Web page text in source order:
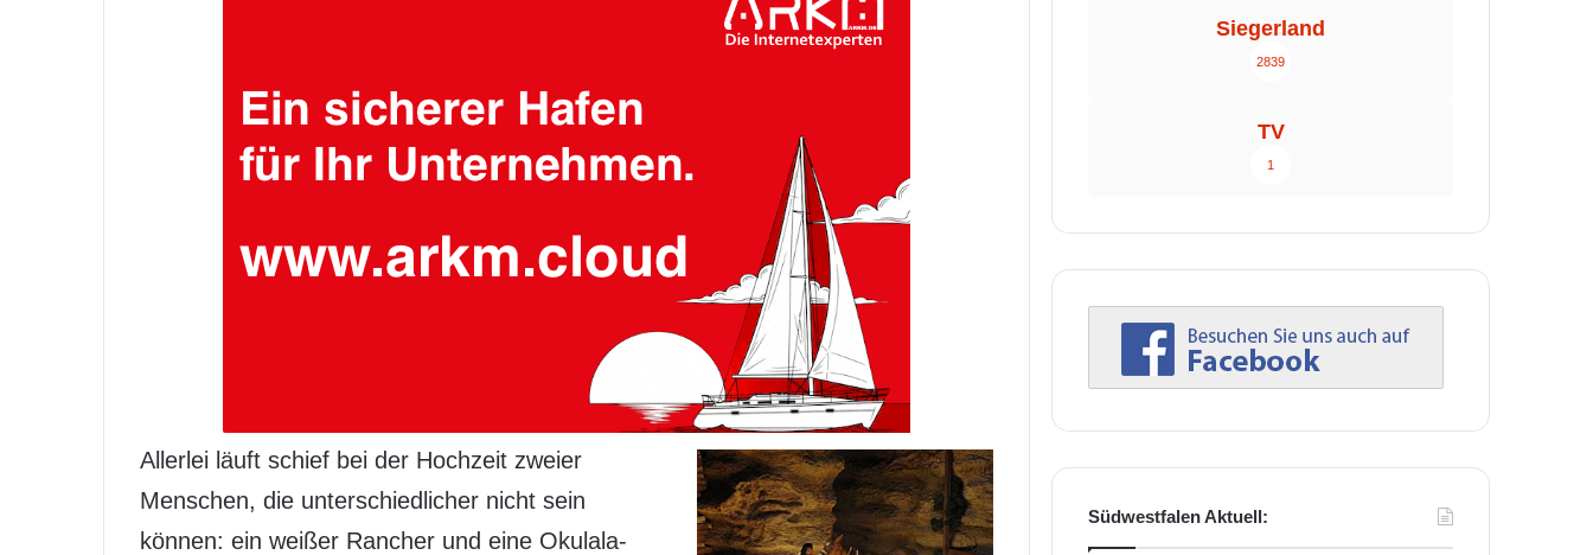
Allerlei läuft schief bei der Hochzeit zweier
Menschen, die unterschiedlicher nicht sein
können: ein weißer Rancher und eine Okulala-
Siegerland
2839
TV
1
Südwestfalen Aktuell: